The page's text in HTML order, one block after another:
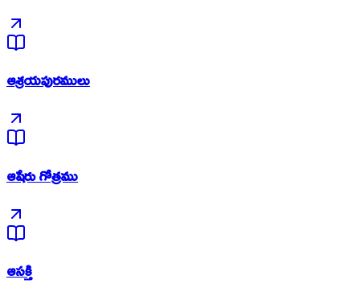
ఆశ్రయపురములు
ఆషేరు గోత్రము
ఆసక్తి